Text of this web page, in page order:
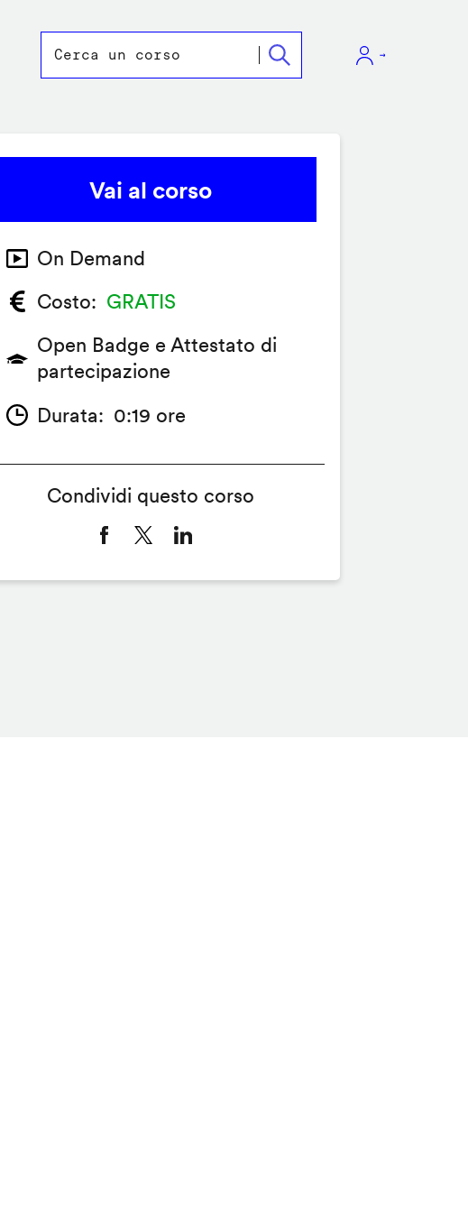
Vai al corso
On Demand
Costo
GRATIS
Open Badge e Attestato di
partecipazione
Durata
0:19 ore
Condividi questo corso